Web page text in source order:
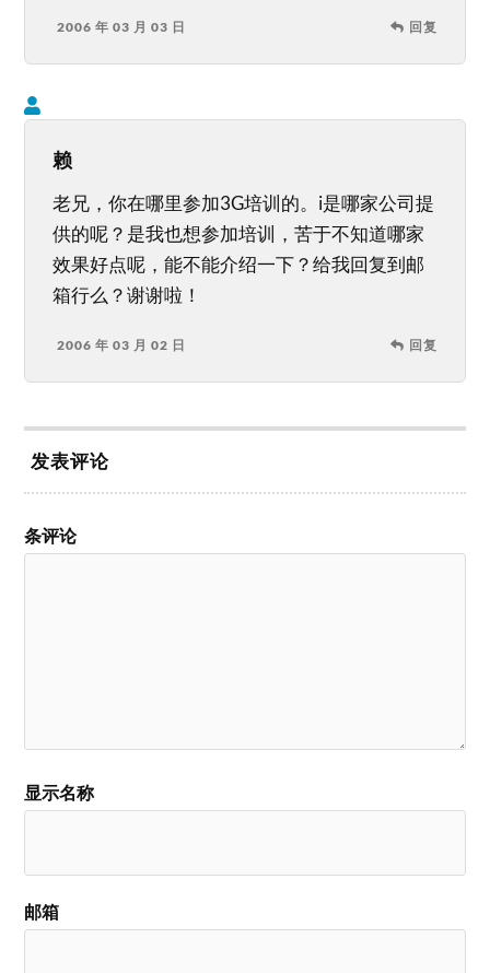
2006 年 03 月 03 日 回复
赖
老兄，你在哪里参加3G培训的。i是哪家公司提
供的呢？是我也想参加培训，苦于不知道哪家
效果好点呢，能不能介绍一下？给我回复到邮
箱行么？谢谢啦！
2006 年 03 月 02 日 回复
发表评论
条评论
显示名称
邮箱